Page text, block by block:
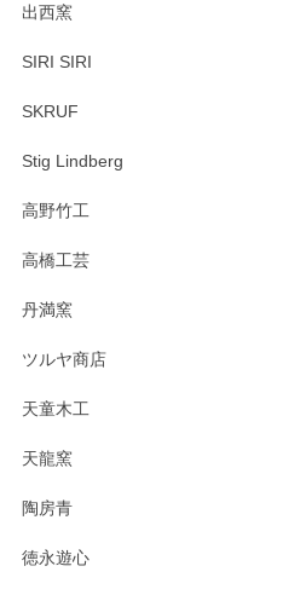
出西窯
SIRI SIRI
SKRUF
Stig Lindberg
高野竹工
高橋工芸
丹満窯
ツルヤ商店
天童木工
天龍窯
陶房青
徳永遊心